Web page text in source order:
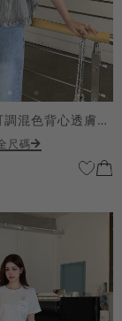
兩件式-肩可調混色背心透膚上衣套組
尺碼